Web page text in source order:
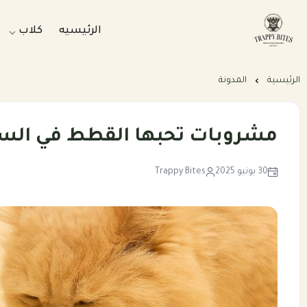
Trappybites
الرئيسيه كلاب
باقات
الرئيسية المدونة
مشروبات تحبها القطط في
30 يونيو 2025 Trappy Bites